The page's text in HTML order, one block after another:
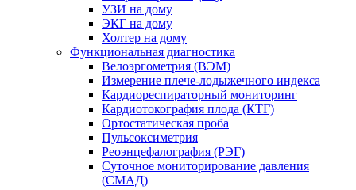
УЗИ на дому
ЭКГ на дому
Холтер на дому
Функциональная диагностика
Велоэргометрия (ВЭМ)
Измерение плече-лодыжечного индекса
Кардиореспираторный мониторинг
Кардиотокография плода (КТГ)
Ортостатическая проба
Пульсоксиметрия
Реоэнцефалография (РЭГ)
Суточное мониторирование давления
(СМАД)